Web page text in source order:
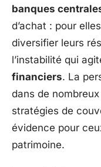
banques
d’achat : pour
diversifier leurs
l’instabilité qui
financiers. La
dans de
stratégies de
évidence pour
patrimoine.